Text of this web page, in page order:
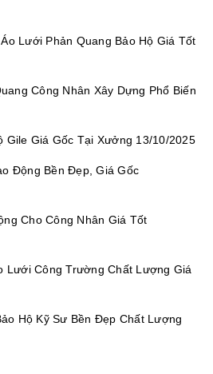
Lưới Phản Quang Bảo Hộ Giá Tốt
Công Nhân Xây Dựng Phổ Biến
Gile Giá Gốc Tại Xưởng 13/10/2025
Động Bền Đẹp, Giá Gốc
Cho Công Nhân Giá Tốt
Lưới Công Trường Chất Lượng Giá
Hộ Kỹ Sư Bền Đẹp Chất Lượng